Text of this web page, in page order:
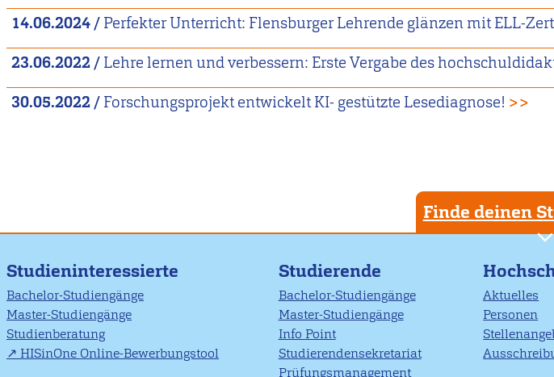
14.06.2024 / Perfekter Unterricht: Flensburger Lehrende glänzen mit ELL-
23.06.2022 / Lehre lernen und verbessern: Erste Vergabe des
30.05.2022 / Forschungsprojekt entwickelt KI- gestützte Lesediagnose! >>
Finde deinen
Studieninteressierte
Bachelor-Studiengänge
Master-Studiengänge
Studienberatung
HISinOne Online-Bewerbungstool
Studierende
Bachelor-Studiengänge
Master-Studiengänge
Info Point
Studierendensekretariat
Prüfungsmanagement
Aktuelles
Personen